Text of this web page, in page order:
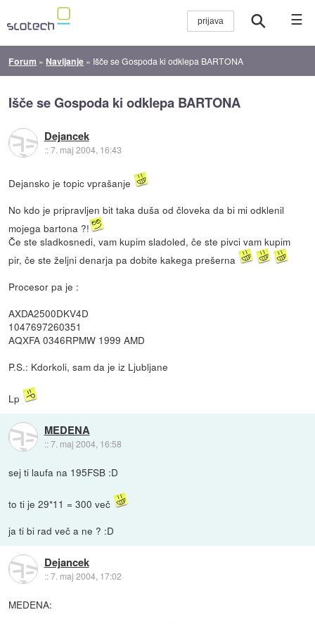
☰
Forum » Navijanje » Išče se Gospoda ki odklepa BARTONA
Išče se Gospoda ki odklepa BARTONA
Dejancek
::7. maj 2004, 16:43
Dejansko je topic vprašanje
No kdo je pripravljen bit taka duša od človeka da bi mi odklenil
mojega bartona ?!
Če ste sladkosnedi, vam kupim sladoled, če ste pivci vam kupim
pir, če ste željni denarja pa dobite kakega prešerna
Procesor pa je :
AXDA2500DKV4D
1047697260351
AQXFA 0346RPMW 1999 AMD
P.S.: Kdorkoli, sam da je iz Ljubljane
Lp
MEDENA
::7. maj 2004, 16:58
sej ti laufa na 195FSB :D
to ti je 29*11 = 300 več
ja ti bi rad več a ne ? :D
Dejancek
::7. maj 2004, 17:02
MEDENA: